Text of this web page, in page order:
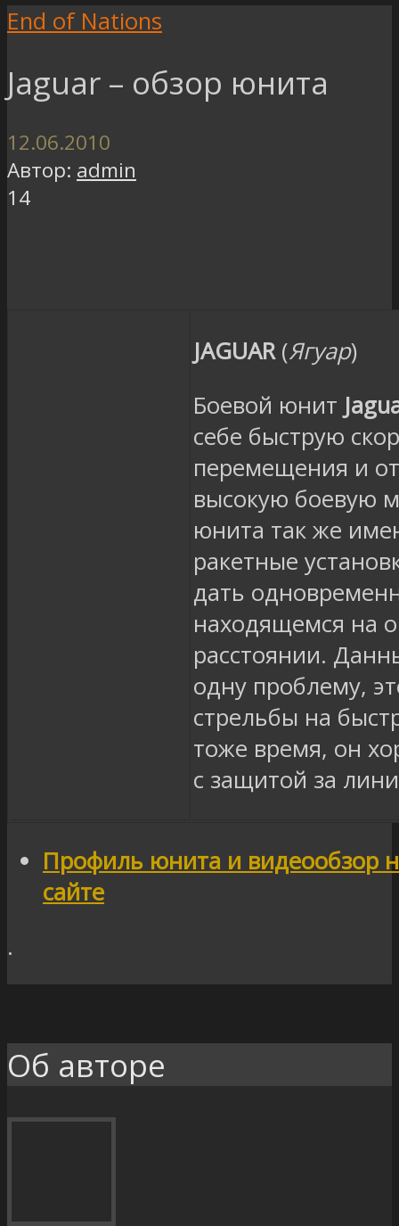
End of Nations
Jaguar – обзор юнита
12.06.2010
Автор: admin
14
JAGUAR(Ягуар)
Боевой юнит
себе быструю
перемещения и
высокую боевую
юнита так же
ракетные
дать
находящемся на
расстоянии.
одну проблему,
стрельбы на
тоже время, он
с защитой за
Профиль юнита и видеообзор
сайте
.
Об авторе